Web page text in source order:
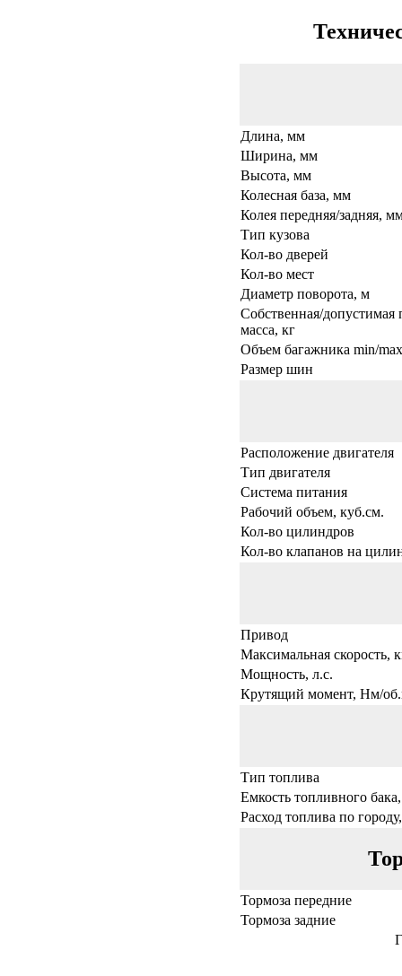
Длина, мм
Ширина, мм
Высота, мм
Колесная база, мм
Колея передняя/задняя,
Тип кузова
Кол-во дверей
Кол-во мест
Диаметр поворота, м
Собственная/допустимая
масса, кг
Объем багажника min/
Размер шин
Расположение двигателя
Тип двигателя
Система питания
Рабочий объем, куб.см.
Кол-во цилиндров
Кол-во клапанов на
Привод
Максимальная скорость,
Мощность, л.с.
Крутящий момент, Нм/
Тип топлива
Емкость топливного
Расход топлива по
Тормоза передние
Тормоза задние